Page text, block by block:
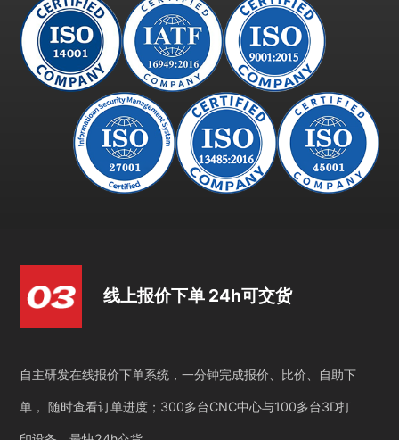
线上报价下单 24h可交货
自主研发在线报价下单系统，一分钟完成报价、比价、自助下
单， 随时查看订单进度；300多台CNC中心与100多台3D打